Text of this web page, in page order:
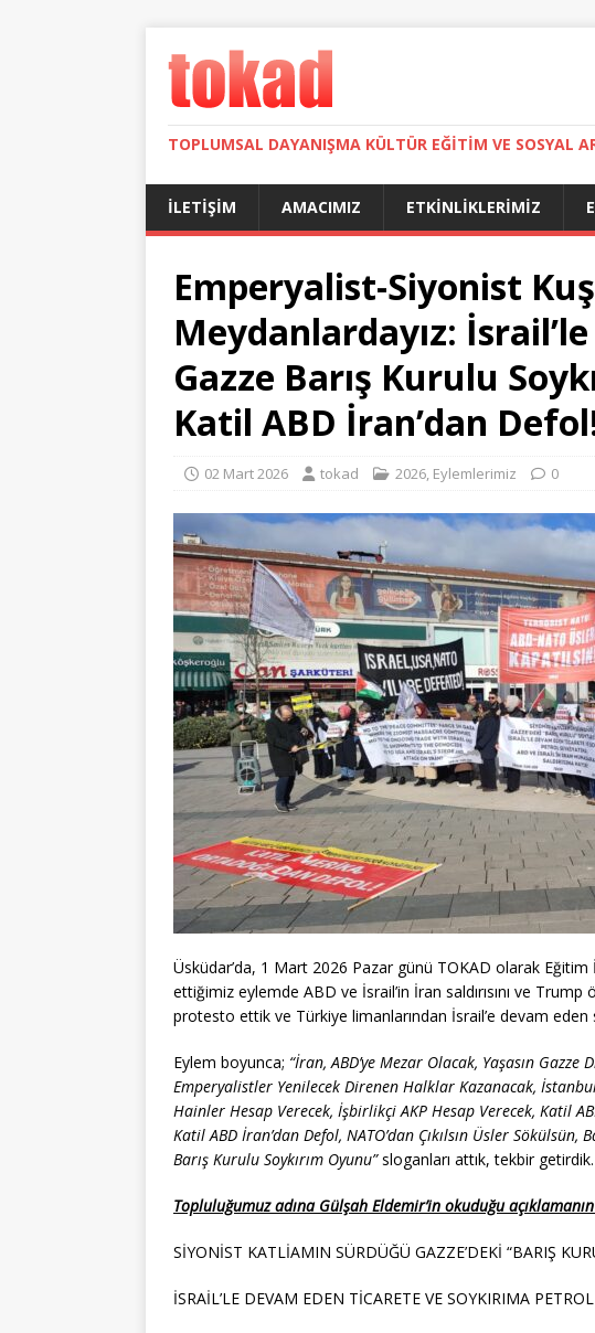
TOPLUMSAL DAYANIŞMA KÜLTÜR EĞITIM VE SOSYAL
İLETIŞIM AMACIMIZ ETKINLIKLERIMIZ
Emperyalist-Siyonist
Meydanlardayız:
Gazze Barış Kurulu
Katil ABD İran’dan
02 Mart 2026 tokad 2026, Eylemlerimiz 0
Üsküdar’da, 1 Mart 2026 Pazar günü TOKAD olarak Eğitim
ettiğimiz eylemde ABD ve İsrail’in İran saldırısını ve
protesto ettik ve Türkiye limanlarından İsrail’e devam
Eylem boyunca; “İran, ABD’ye Mezar Olacak, Yaşasın
Emperyalistler Yenilecek Direnen Halklar Kazanacak,
Hainler Hesap Verecek, İşbirlikçi AKP Hesap Verecek, Katil
Katil ABD İran’dan Defol, NATO’dan Çıkılsın Üsler
Barış Kurulu Soykırım Oyunu”sloganları attık, tekbir getirdik.
Topluluğumuz adına Gülşah Eldemir’in okuduğu
SİYONİST KATLİAMIN SÜRDÜĞÜ GAZZE’DEKİ “BARIŞ
İSRAİL’LE DEVAM EDEN TİCARETE VE SOYKIRIMA